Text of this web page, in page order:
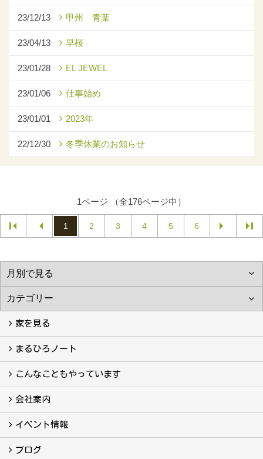
23/12/13 甲州 青葉
23/04/13 早桜
23/01/28 EL JEWEL
23/01/06 仕事始め
23/01/01 2023年
22/12/30 冬季休業のお知らせ
1ページ （全176ページ中）
1 2 3 4 5 6
家を見る
フォトギャラリー
現場レポート
完工事例
お客様の声
まるひろノート
真っ直ぐの家づくり
自慢の大工たち
こだわりの自然素材
快適な家のエッセンス
注文住宅ができるまで
こんなこともやっています
こんなこともやっています
会社案内
会社案内
まるひろの人
スタッフ紹介
プライバシーポリシー
イベント情報
イベント予告
イベント報告
ブログ